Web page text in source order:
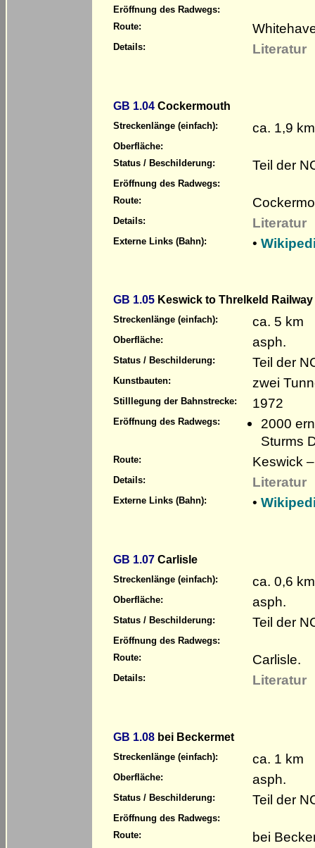
Eröffnung des Radwegs:
Route:
Details: Literatur
GB 1.04 Cockermouth
Streckenlänge (einfach): ca. 1,9 km
Oberfläche:
Status / Beschilderung:
Teil der
Eröffnung des Radwegs:
Route:
Details: Literatur
Externe Links (Bahn): •
GB 1.05 Keswick to Threlkeld
Streckenlänge (einfach): ca. 5 km
Oberfläche: asph.
Status / Beschilderung: Teil der
Kunstbauten: zwei
Stilllegung der Bahnstrecke: 1972
Eröffnung des Radwegs:
2000
Sturms
Route: Keswick
Details: Literatur
Externe Links (Bahn): •
GB 1.07 Carlisle
Streckenlänge (einfach): ca. 0,6 km
Oberfläche: asph.
Status / Beschilderung: Teil der
Eröffnung des Radwegs:
Route:
Carlisle.
Details: Literatur
GB 1.08 bei Beckermet
Streckenlänge (einfach): ca. 1 km
Oberfläche: asph.
Status / Beschilderung: Teil der
Eröffnung des Radwegs:
Route:
bei